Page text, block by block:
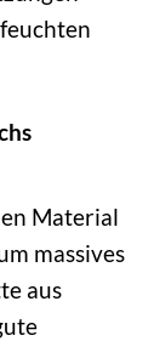
Material
massives
aus